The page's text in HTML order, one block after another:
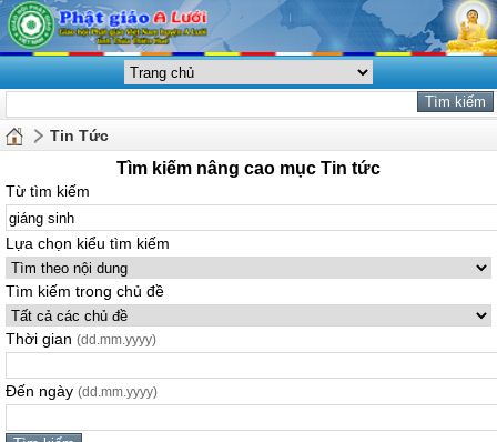
Tin Tức
Tìm kiếm nâng cao mục Tin tức
Từ tìm kiếm
Lựa chọn kiểu tìm kiếm
Tìm kiếm trong chủ đề
Thời gian (dd.mm.yyyy)
Đến ngày (dd.mm.yyyy)